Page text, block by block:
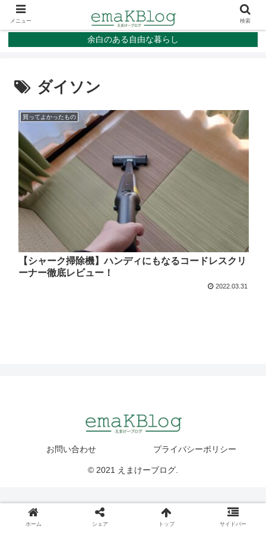
余白のある自由な暮らし
ダイソン
買ってよかったもの
【シャーク掃除機】ハンディにもなるコードレスクリ
ーナー徹底レビュー！
2022.03.31
お問い合わせ プライバシーポリシー
© 2021 えまけーブログ.
メニュー 検索
ホーム シェア トップ サイドバー